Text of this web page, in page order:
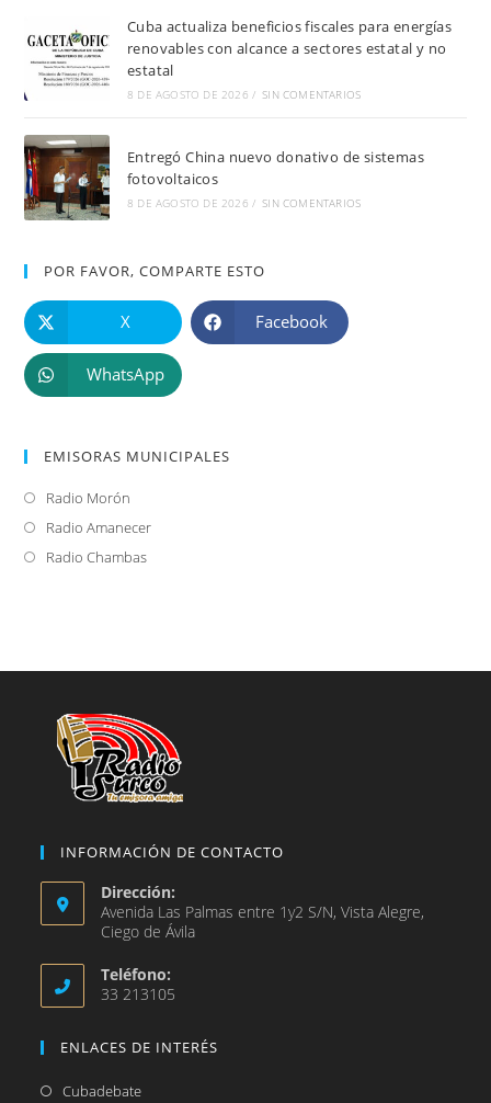
Cuba actualiza beneficios fiscales para energías
renovables con alcance a sectores estatal y no
estatal
8 DE AGOSTO DE 2026 / SIN COMENTARIOS
Entregó China nuevo donativo de sistemas
fotovoltaicos
8 DE AGOSTO DE 2026 / SIN COMENTARIOS
POR FAVOR, COMPARTE ESTO
X Facebook
WhatsApp
EMISORAS MUNICIPALES
Radio Morón
abre
en
Radio AmanecerSe
Radio ChambasSe
nueva
INFORMACIÓN DE CONTACTO
Dirección:
Avenida Las Palmas entre 1y2 S/N, Vista Alegre,
Ciego de Ávila
Teléfono:
33 213105
ENLACES DE INTERÉS
CubadebateSe